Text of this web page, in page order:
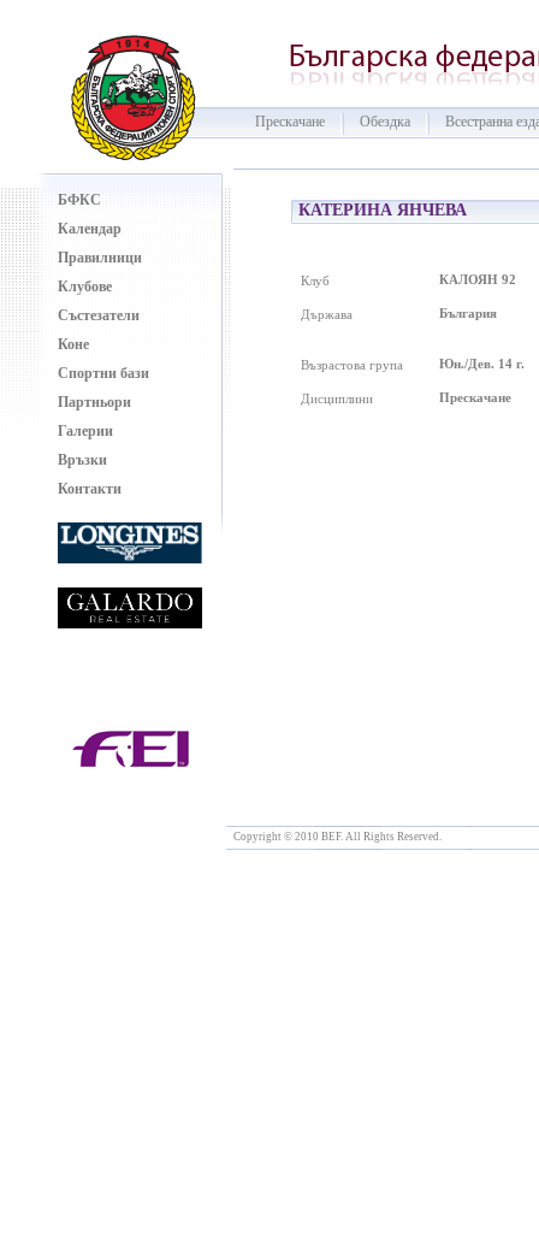
Прескачане Обездка Всестранна
БФКС
Календар
Правилници
Клубове
Състезатели
Коне
Спортни бази
Партньори
Галерии
Връзки
Контакти
КАТЕРИНА ЯНЧЕВА
Клуб КАЛОЯН 92
Държава България
Възрастова група Юн./Дев. 14 г.
Дисциплини Прескачане
Copyright © 2010 BEF. All Rights Reserved.